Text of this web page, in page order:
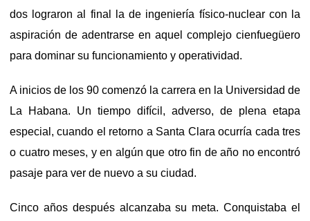
dos lograron al final la de ingeniería físico-nuclear con la
aspiración de adentrarse en aquel complejo cienfuegüero
para dominar su funcionamiento y operatividad.
A inicios de los 90 comenzó la carrera en la Universidad de
La Habana. Un tiempo difícil, adverso, de plena etapa
especial, cuando el retorno a Santa Clara ocurría cada tres
o cuatro meses, y en algún que otro fin de año no encontró
pasaje para ver de nuevo a su ciudad.
Cinco años después alcanzaba su meta. Conquistaba el